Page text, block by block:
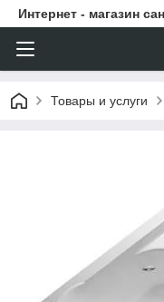
Интернет - магазин
Товары и услуги